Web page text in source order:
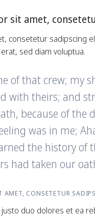
sit amet,
consetetur sadipscing
sed diam voluptua.
of that crew; my
with theirs; and
because of the
was in me;
the history
had taken our
CONSETETUR
duo dolores et ea